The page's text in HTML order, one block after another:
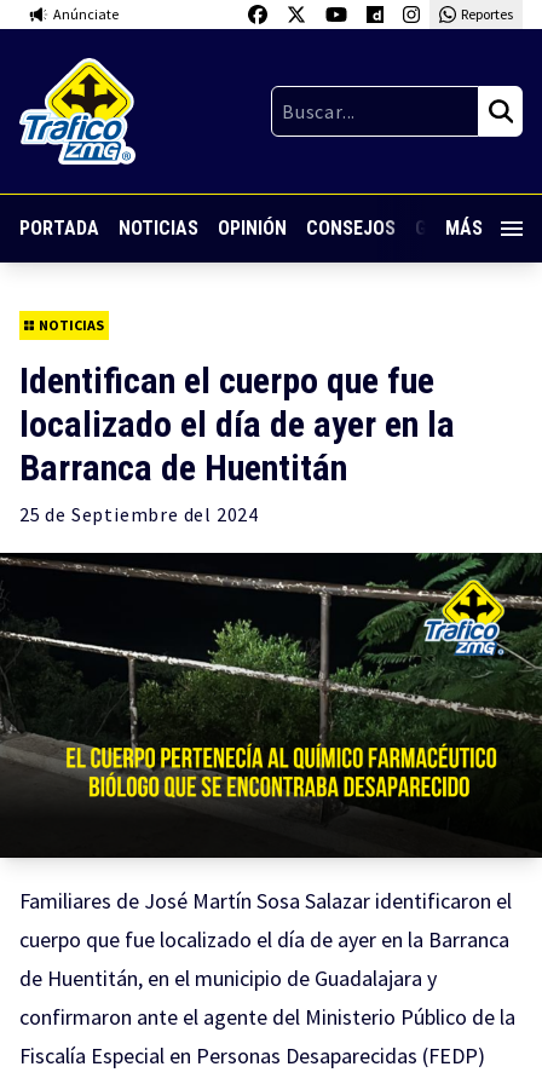
Anúnciate Reportes
PORTADA NOTICIAS OPINIÓN CONSEJOS GUARDIA
MÁS
NOTICIAS
Identifican el cuerpo que fue
localizado el día de ayer en la
Barranca de Huentitán
25 de Septiembre del 2024
Familiares de José Martín Sosa Salazar identificaron el
cuerpo que fue localizado el día de ayer en la Barranca
de Huentitán, en el municipio de Guadalajara y
confirmaron ante el agente del Ministerio Público de la
Fiscalía Especial en Personas Desaparecidas (FEDP)